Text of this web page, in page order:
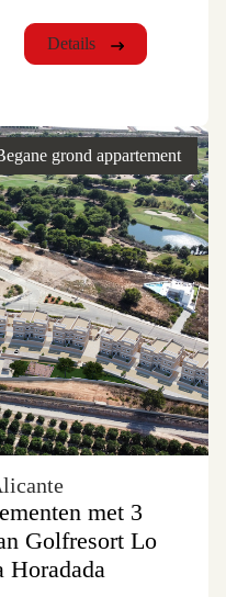
Details
grond appartement
met 3
Golfresort Lo
Horadada